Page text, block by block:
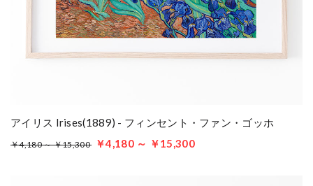
アイリス Irises(1889) - フィンセント・ファン・ゴッホ
￥4,180 ～ ￥15,300 ￥4,180 ～ ￥15,300